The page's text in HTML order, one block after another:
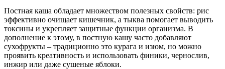
Постная каша обладает множеством полезных свойств: рис
эффективно очищает кишечник, а тыква помогает выводить
токсины и укрепляет защитные функции организма. В
дополнение к этому, в постную кашу часто добавляют
сухофрукты – традиционно это курага и изюм, но можно
проявить креативность и использовать финики, чернослив,
инжир или даже сушеные яблоки.